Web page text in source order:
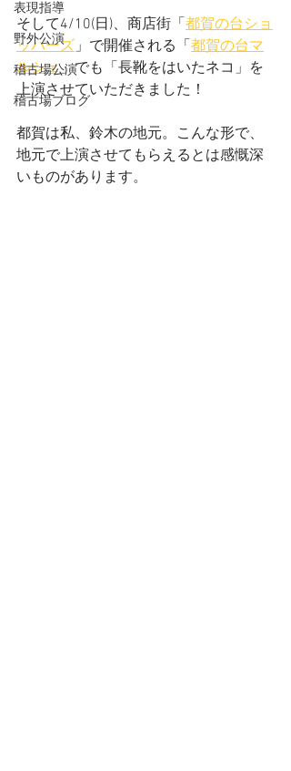
表現指導
野外公演
稽古場公演
稽古場ブログ
そして4/10(日)、商店街「 都賀の台ショ
ッパーズ」で開催される「 都賀の台マ
ルシェ」でも「長靴をはいたネコ」を
上演させていただきました！
都賀は私、鈴木の地元。こんな形で、
地元で上演させてもらえるとは感慨深
いものがあります。